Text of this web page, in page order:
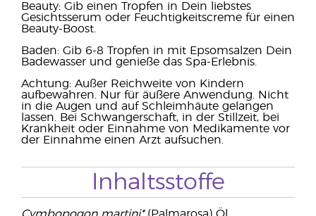
Beauty: Gib einen Tropfen in Dein liebstes
Gesichtsserum oder Feuchtigkeitscreme für einen
Beauty-Boost.
Baden: Gib 6-8 Tropfen in mit Epsomsalzen Dein
Badewasser und genieße das Spa-Erlebnis.
Achtung: Außer Reichweite von Kindern
aufbewahren. Nur für äußere Anwendung. Nicht
in die Augen und auf Schleimhäute gelangen
lassen. Bei Schwangerschaft, in der Stillzeit, bei
Krankheit oder Einnahme von Medikamente vor
der Einnahme einen Arzt aufsuchen.
Inhaltsstoffe